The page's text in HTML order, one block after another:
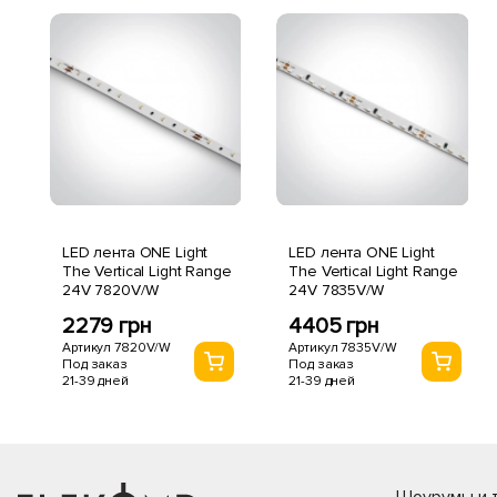
LED лента ONE Light
The Vertical Light Range
24V 7820V/W
2279 грн
Артикул 7820V/W
Под заказ
21-39 дней
LED лента ONE Light
The Vertical Light Range
24V 7835V/W
4405 грн
Артикул 7835V/W
Под заказ
21-39 дней